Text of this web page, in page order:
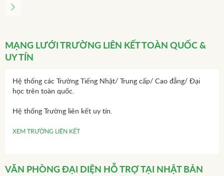
MẠNG LƯỚI TRƯỜNG LIÊN KẾTTOÀN QUỐC &
UY TÍN
Hệ thống các Trường Tiếng Nhật/ Trung cấp/ Cao đẳng/ Đại
học trên toàn quốc.
Hệ thống Trường liên kết uy tín.
XEM TRƯỜNG LIÊN KẾT
VĂN PHÒNG ĐẠI DIỆN HỖ TRỢ TẠI NHẬT BẢN